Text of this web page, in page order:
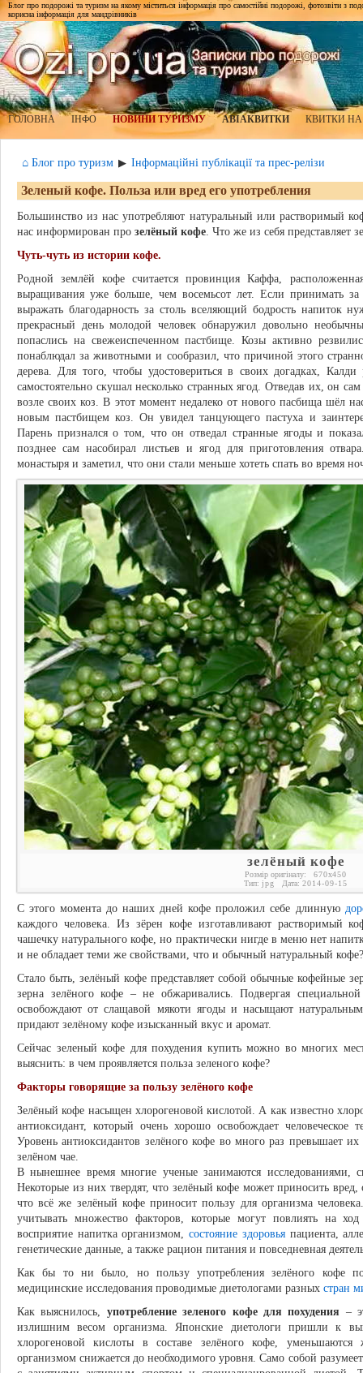
Блог про подорожі та туризм на якому міститься інформація про самостійні подорожі, фотозвіти з
корисна інформація для мандрівників
ГОЛОВНА ІНФО НОВИНИ ТУРИЗМУ АВІАКВИТКИ КВИТКИ
⌂ Блог про туризм ▶ Інформаційні публікації та прес-релізи
Зеленый кофе. Польза или вред его употребления
Большинство из нас употребляют натуральный или растворимый
нас информирован про зелёный кофе. Что же из себя представляет
Чуть-чуть из истории кофе.
Родной землёй кофе считается провинция Каффа,
выращивания уже больше, чем восемьсот лет. Если принимать
выражать благодарность за столь вселяющий бодрость напиток
прекрасный день молодой человек обнаружил довольно
попаслись на свежеиспеченном пастбище. Козы активно
понаблюдал за животными и сообразил, что причиной этого
дерева. Для того, чтобы удостовериться в своих догадках,
самостоятельно скушал несколько странных ягод. Отведав их, он
возле своих коз. В этот момент недалеко от нового пасбища шёл
новым пастбищем коз. Он увидел танцующего пастуха и
Парень признался о том, что он отведал странные ягоды и
позднее сам насобирал листьев и ягод для приготовления
монастыря и заметил, что они стали меньше хотеть спать во время
зелёный кофе
Розмір оригіналу: 670x450
Тип: jpg Дата: 2014-09-15
С этого момента до наших дней кофе проложил себе длинную
каждого человека. Из зёрен кофе изготавливают растворимый
чашечку натурального кофе, но практически нигде в меню нет
и не обладает теми же свойствами, что и обычный натуральный кофе?
Стало быть, зелёный кофе представляет собой обычные кофейные
зерна зелёного кофе – не обжаривались. Подвергая
освобождают от слащавой мякоти ягоды и насыщают
придают зелёному кофе изысканный вкус и аромат.
Сейчас зеленый кофе для похудения купить можно во многих
выяснить: в чем проявляется польза зеленого кофе?
Факторы говорящие за пользу зелёного кофе
Зелёный кофе насыщен хлорогеновой кислотой. А как известно
антиоксидант, который очень хорошо освобождает
Уровень антиоксидантов зелёного кофе во много раз превышает
зелёном чае.
В нынешнее время многие ученые занимаются исследованиями,
Некоторые из них твердят, что зелёный кофе может приносить
что всё же зелёный кофе приносит пользу для организма
учитывать множество факторов, которые могут повлиять на
восприятие напитка организмом,состояние здоровьяпациента,
генетические данные, а также рацион питания и повседневная
Как бы то ни было, но пользу употребления зелёного кофе
медицинские исследования проводимые диетологами разных стран
Как выяснилось, употребление зеленого кофе для похудения –
излишним весом организма. Японские диетологи пришли к
хлорогеновой кислоты в составе зелёного кофе,
организмом снижается до необходимого уровня. Само собой